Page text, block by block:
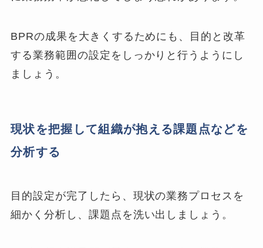
BPRの成果を大きくするためにも、目的と改革
する業務範囲の設定をしっかりと行うようにし
ましょう。
現状を把握して組織が抱える課題点などを
分析する
目的設定が完了したら、現状の業務プロセスを
細かく分析し、課題点を洗い出しましょう。